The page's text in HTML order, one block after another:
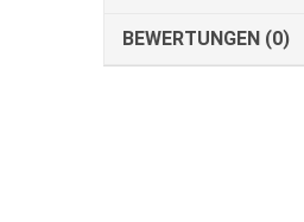
BEWERTUNGEN (0)